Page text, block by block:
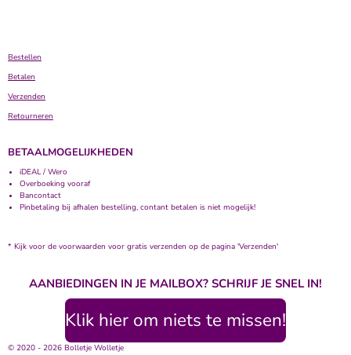
Bestellen
Betalen
Verzenden
Retourneren
BETAALMOGELIJKHEDEN
iDEAL / Wero
Overboeking vooraf
Bancontact
Pinbetaling bij afhalen bestelling, contant betalen is niet mogelijk!
* Kijk voor de voorwaarden voor gratis verzenden op de pagina 'Verzenden'
AANBIEDINGEN IN JE MAILBOX? SCHRIJF JE SNEL IN!
Klik hier om niets te missen!
© 2020 - 2026 Bolletje Wolletje